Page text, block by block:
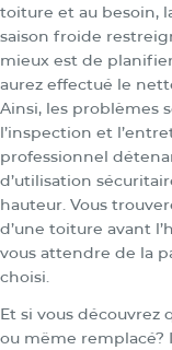
toiture et au besoin,
saison froide
mieux est de
aurez effectué le
Ainsi, les problèmes
l’inspection et
professionnel
d’utilisation
hauteur. Vous
d’une toiture avant
vous attendre de la
choisi.
Et si vous découvrez
ou même remplacé?